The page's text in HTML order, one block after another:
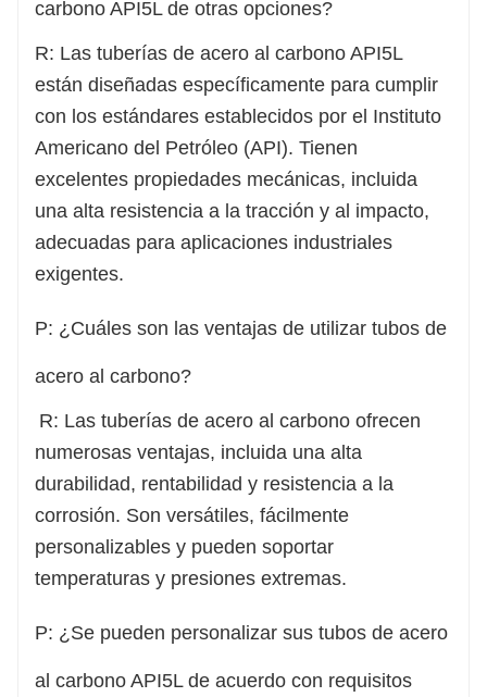
carbono API5L de otras opciones?
R: Las tuberías de acero al carbono API5L
están diseñadas específicamente para cumplir
con los estándares establecidos por el Instituto
Americano del Petróleo (API). Tienen
excelentes propiedades mecánicas, incluida
una alta resistencia a la tracción y al impacto,
adecuadas para aplicaciones industriales
exigentes.
P: ¿Cuáles son las ventajas de utilizar tubos de
acero al carbono?
R: Las tuberías de acero al carbono ofrecen
numerosas ventajas, incluida una alta
durabilidad, rentabilidad y resistencia a la
corrosión. Son versátiles, fácilmente
personalizables y pueden soportar
temperaturas y presiones extremas.
P: ¿Se pueden personalizar sus tubos de acero
al carbono API5L de acuerdo con requisitos